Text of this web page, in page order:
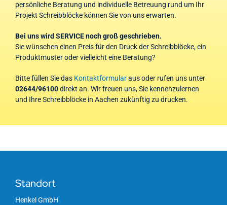
persönliche Beratung und individuelle Betreuung rund um Ihr
Projekt Schreibblöcke können Sie von uns erwarten.
Bei uns wird SERVICE noch groß geschrieben.
Sie wünschen einen Preis für den Druck der Schreibblöcke, ein
Produktmuster oder vielleicht eine Beratung?
Bitte füllen Sie das Kontaktformularaus oder rufen uns unter
02644/96100direkt an. Wir freuen uns, Sie kennenzulernen
und Ihre Schreibblöcke in Aachen zukünftig zu drucken.
Standort
Henkel GmbH